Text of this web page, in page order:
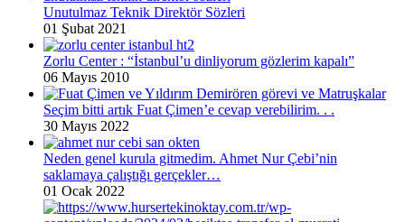
Unutulmaz Teknik Direktör Sözleri
01 Şubat 2021
Zorlu Center : “İstanbul’u dinliyorum gözlerim kapalı”
06 Mayıs 2010
Seçim bitti artık Fuat Çimen’e cevap verebilirim. . .
30 Mayıs 2022
Neden genel kurula gitmedim. Ahmet Nur Çebi’nin
saklamaya çalıştığı gerçekler…
01 Ocak 2022